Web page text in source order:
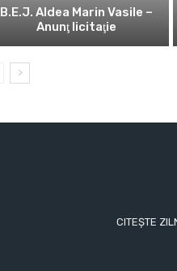
B.E.J. Aldea Marin Vasile –
Anunţ licitaţie
CITEȘTE